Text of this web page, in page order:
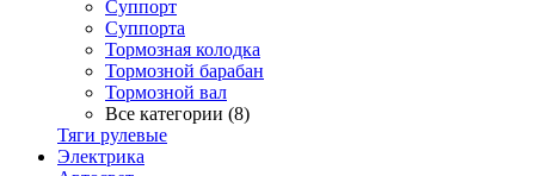
Суппорт
Суппорта
Тормозная колодка
Тормозной барабан
Тормозной вал
Все категории (8)
Тяги рулевые
Электрика